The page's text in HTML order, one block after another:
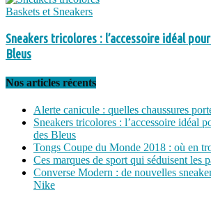
Baskets et Sneakers
Sneakers tricolores : l’accessoire idéal
Bleus
Nos articles récents
Alerte canicule : quelles chaussures
Sneakers tricolores : l’accessoire idéal
des Bleus
Tongs Coupe du Monde 2018 : où en
Ces marques de sport qui séduisent les
Converse Modern : de nouvelles
Nike